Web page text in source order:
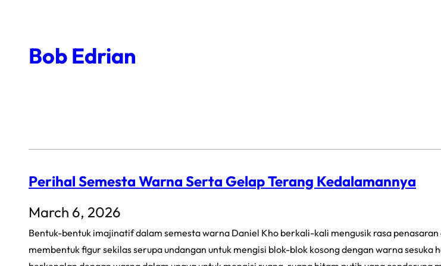
content
Bob Edrian
Perihal Semesta Warna Serta Gelap Terang Kedalamannya
March 6, 2026
Bentuk-bentuk imajinatif dalam semesta warna Daniel Kho berkali-kali mengusik rasa
membentuk figur sekilas serupa undangan untuk mengisi blok-blok kosong dengan warna sesuka